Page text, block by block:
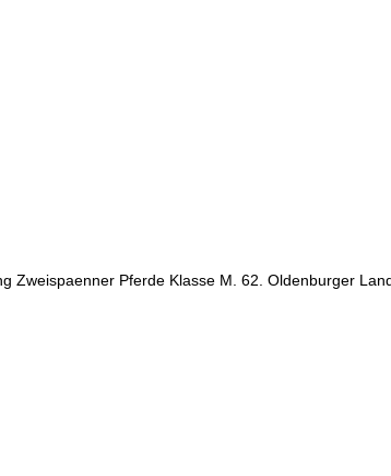
Pferde Klasse M. 62. Oldenburger